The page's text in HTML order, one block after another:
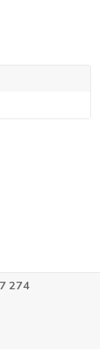
274